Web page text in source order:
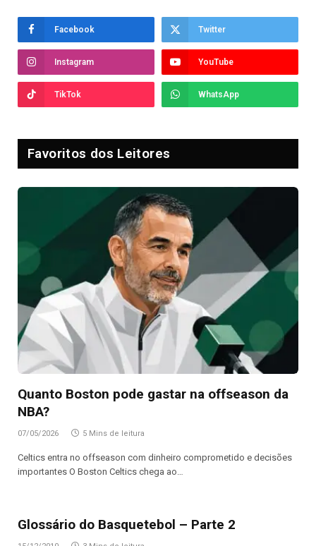
Facebook Twitter
Instagram YouTube
TikTok WhatsApp
Favoritos dos Leitores
Quanto Boston pode gastar na offseason da
NBA?
07/05/2026 5 Mins de leitura
Celtics entra no offseason com dinheiro comprometido e decisões
importantes O Boston Celtics chega ao…
Glossário do Basquetebol – Parte 2